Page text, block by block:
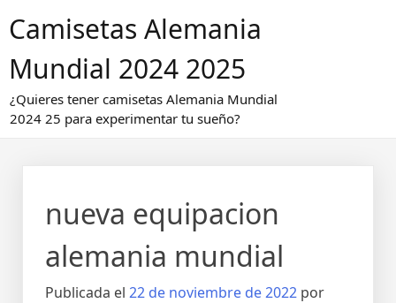
alCamisetas Alemania
Mundial 2024 2025
¿Quieres tener camisetas Alemania Mundial
2024 25 para experimentar tu sueño?
nueva equipacion
alemania mundial
Publicada el 22 de noviembre de 2022 por